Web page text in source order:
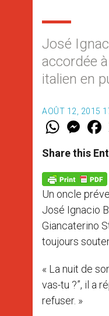
José
accordée
italien en
AOÛT 12, 2015
W
t
s
A
p
p
M
e
s
e
n
g
e
r
a
e
b
o
k
Share this
Un oncle
José Ignacio
Giancaterino
toujours
« La nuit de
vas-tu ?”, il a
refuser. »